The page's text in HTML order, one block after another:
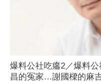
爆料公社吃癟2／爆料
昌的冤家…謝國樑的麻